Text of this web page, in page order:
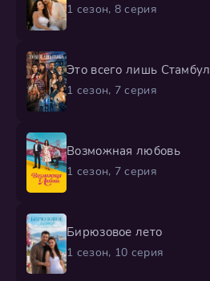
1 сезон, 8 серия
Это всего лишь Стамбул
1 сезон, 7 серия
Возможная любовь
1 сезон, 7 серия
Бирюзовое лето
1 сезон, 10 серия